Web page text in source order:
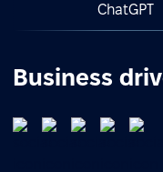
ChatGPT
Business